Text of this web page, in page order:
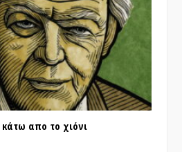
απο το χιόνι